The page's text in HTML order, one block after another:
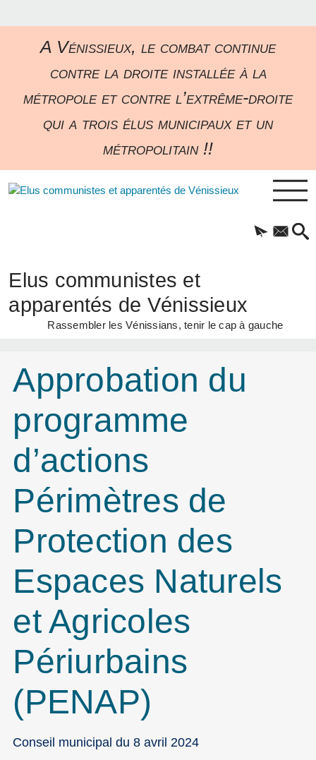
A Vénissieux, le combat continue
contre la droite installée à la
métropole et contre l’extrême-droite
qui a trois élus municipaux et un
métropolitain !!
Elus communistes et
apparentés de Vénissieux
Rassembler les Vénissians, tenir le cap à gauche
Approbation du
programme
d’actions
Périmètres de
Protection des
Espaces Naturels
et Agricoles
Périurbains
(PENAP)
Conseil municipal du 8 avril 2024